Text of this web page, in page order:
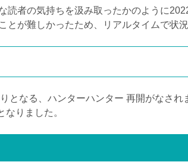
者の気持ちを汲み取ったかのように
が難しかったため、リアルタイムで状
となる、ハンターハンター 再開がなされ
りました。